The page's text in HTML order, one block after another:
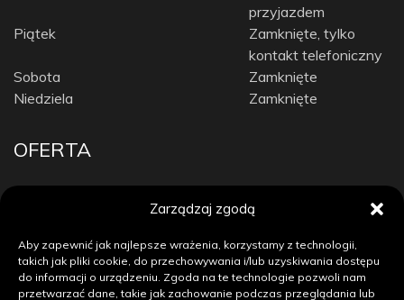
Zarządzaj zgodą
Aby zapewnić jak najlepsze wrażenia, korzystamy z technologii,
takich jak pliki cookie, do przechowywania i/lub uzyskiwania dostępu
do informacji o urządzeniu. Zgoda na te technologie pozwoli nam
przetwarzać dane, takie jak zachowanie podczas przeglądania lub
przyjazdem
Piątek
Zamknięte, tylko
kontakt telefoniczny
Sobota
Zamknięte
Niedziela
Zamknięte
OFERTA
Car Audio
Diagnostyka komputerowa / Tuning
Doposażenie auta
Elektronika samochodowa
Naprawa immobilizerów i autoalarmów